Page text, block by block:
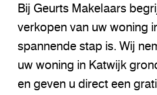
Bij Geurts Makelaars
verkopen van uw woning
spannende stap is. Wij
uw woning in Katwijk
en geven u direct een